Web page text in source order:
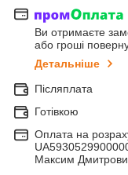
Ви отримаєте
або гроші
Детальніше
Післяплата
Готівкою
Оплата на
Максим